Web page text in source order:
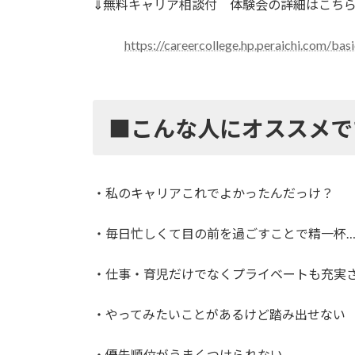
⇓無料キャリア相談付 体験会の詳細はこちら
https://careercollege.hp.peraichi.com/
■こんな人にオススメで
・私のキャリアこれでよかったんだっけ？
・毎日忙しくて目の前を過ごすことで精一杯…
・仕事・育児だけでなくプライベートも充実
・やってみたいことがあるけど踏み出せない